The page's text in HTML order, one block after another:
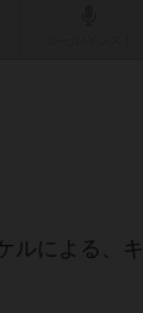
ルによる、キ